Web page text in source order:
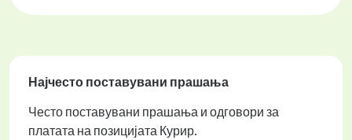
Најчесто поставувани прашања
Често поставувани прашања и одговори за
платата на позицијата Курир.